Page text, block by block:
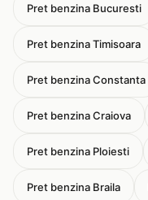
Pret benzina Bucuresti
Pret benzina Timisoara
Pret benzina Constanta
Pret benzina Craiova
Pret benzina Ploiesti
Pret benzina Braila